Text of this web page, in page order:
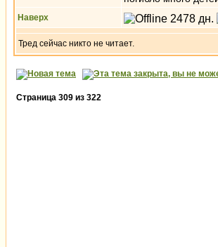
Наверх
Тред сейчас никто не читает.
Страница 309 из 322